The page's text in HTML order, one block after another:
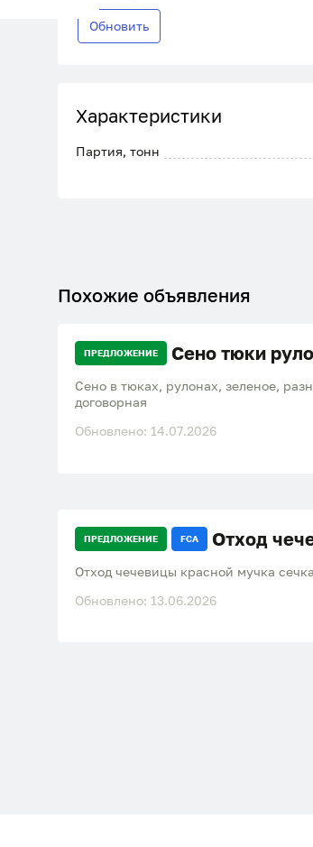
Обновить
Характеристики
Партия, тонн
Похожие объявления
ПРЕДЛОЖЕНИЕ Сено тюки
Сено в тюках, рулонах, зеленое,
договорная
Обновлено: 14.07.2026
ПРЕДЛОЖЕНИЕ FCA Отход
Отход чечевицы красной мучка сечка
Обновлено: 13.06.2026